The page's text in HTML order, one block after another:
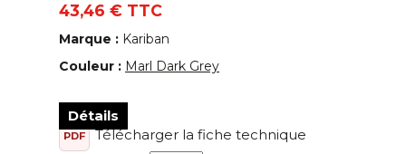
43,46 € TTC
Marque : Kariban
Couleur : Marl Dark Grey
Détails
PDF
Télécharger la fiche technique